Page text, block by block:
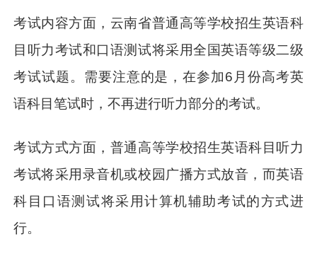
考试内容方面，云南省普通高等学校招生英语科
目听力考试和口语测试将采用全国英语等级二级
考试试题。需要注意的是，在参加6月份高考英
语科目笔试时，不再进行听力部分的考试。
考试方式方面，普通高等学校招生英语科目听力
考试将采用录音机或校园广播方式放音，而英语
科目口语测试将采用计算机辅助考试的方式进
行。